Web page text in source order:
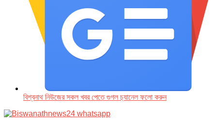
বিশ্বনাথ নিউজের সকল খবর পেতে গুগল চ‌্যানেল ফলো করুন